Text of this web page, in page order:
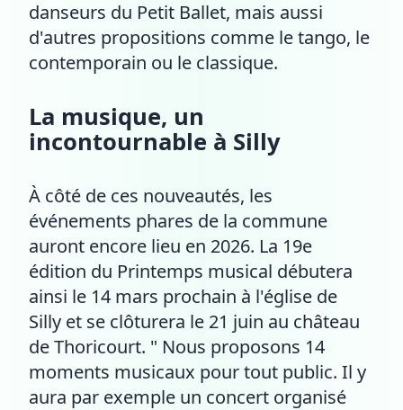
danseurs du Petit Ballet, mais aussi
d'autres propositions comme le tango, le
contemporain ou le classique.
La musique, un
incontournable à Silly
À côté de ces nouveautés, les
événements phares de la commune
auront encore lieu en 2026. La 19e
édition du Printemps musical débutera
ainsi le 14 mars prochain à l'église de
Silly et se clôturera le 21 juin au château
de Thoricourt. " Nous proposons 14
moments musicaux pour tout public. Il y
aura par exemple un concert organisé